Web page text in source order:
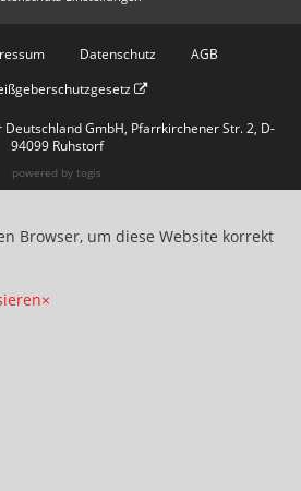
Datenschutz
AGB
GmbH, Pfarrkirchener Str. 2, D-
94099 Ruhstorf
powered by togis
Browser, um diese Website korrekt
×